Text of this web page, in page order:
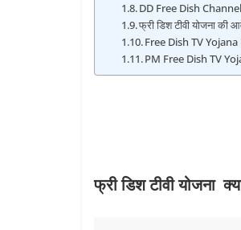
DD Free Dish
फ्री डिश टीवी योजना की
Free Dish TV
PM Free Dish TV
फ्री डिश टीवी योजना